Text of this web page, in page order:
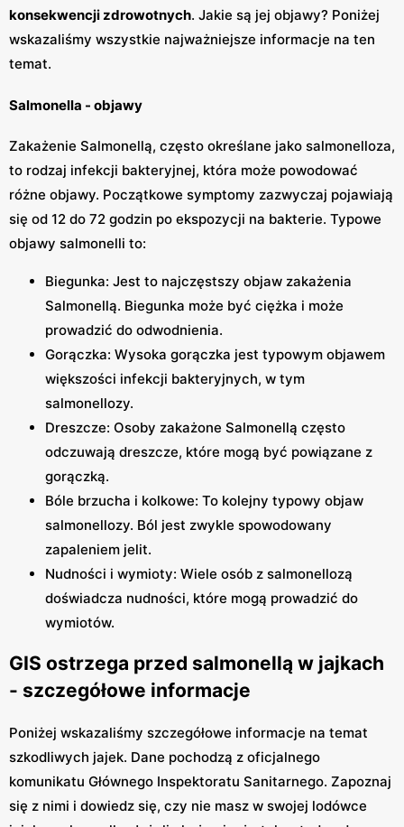
konsekwencji zdrowotnych. Jakie są jej objawy? Poniżej
wskazaliśmy wszystkie najważniejsze informacje na ten
temat.
Salmonella - objawy
Zakażenie Salmonellą, często określane jako salmonelloza,
to rodzaj infekcji bakteryjnej, która może powodować
różne objawy. Początkowe symptomy zazwyczaj pojawiają
się od 12 do 72 godzin po ekspozycji na bakterie. Typowe
objawy salmonelli to:
Biegunka: Jest to najczęstszy objaw zakażenia
Salmonellą. Biegunka może być ciężka i może
prowadzić do odwodnienia.
Gorączka: Wysoka gorączka jest typowym objawem
większości infekcji bakteryjnych, w tym
salmonellozy.
Dreszcze: Osoby zakażone Salmonellą często
odczuwają dreszcze, które mogą być powiązane z
gorączką.
Bóle brzucha i kolkowe: To kolejny typowy objaw
salmonellozy. Ból jest zwykle spowodowany
zapaleniem jelit.
Nudności i wymioty: Wiele osób z salmonellozą
doświadcza nudności, które mogą prowadzić do
wymiotów.
GIS ostrzega przed salmonellą w jajkach
- szczegółowe informacje
Poniżej wskazaliśmy szczegółowe informacje na temat
szkodliwych jajek. Dane pochodzą z oficjalnego
komunikatu Głównego Inspektoratu Sanitarnego. Zapoznaj
się z nimi i dowiedz się, czy nie masz w swojej lodówce